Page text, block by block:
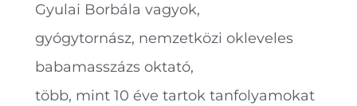
Gyulai Borbála vagyok,
gyógytornász, nemzetközi okleveles
babamasszázs oktató,
több, mint 10 éve tartok tanfolyamokat